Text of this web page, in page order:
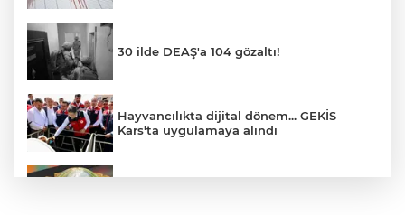
30 ilde DEAŞ'a 104 gözaltı!
Hayvancılıkta dijital dönem... GEKİS
Kars'ta uygulamaya alındı